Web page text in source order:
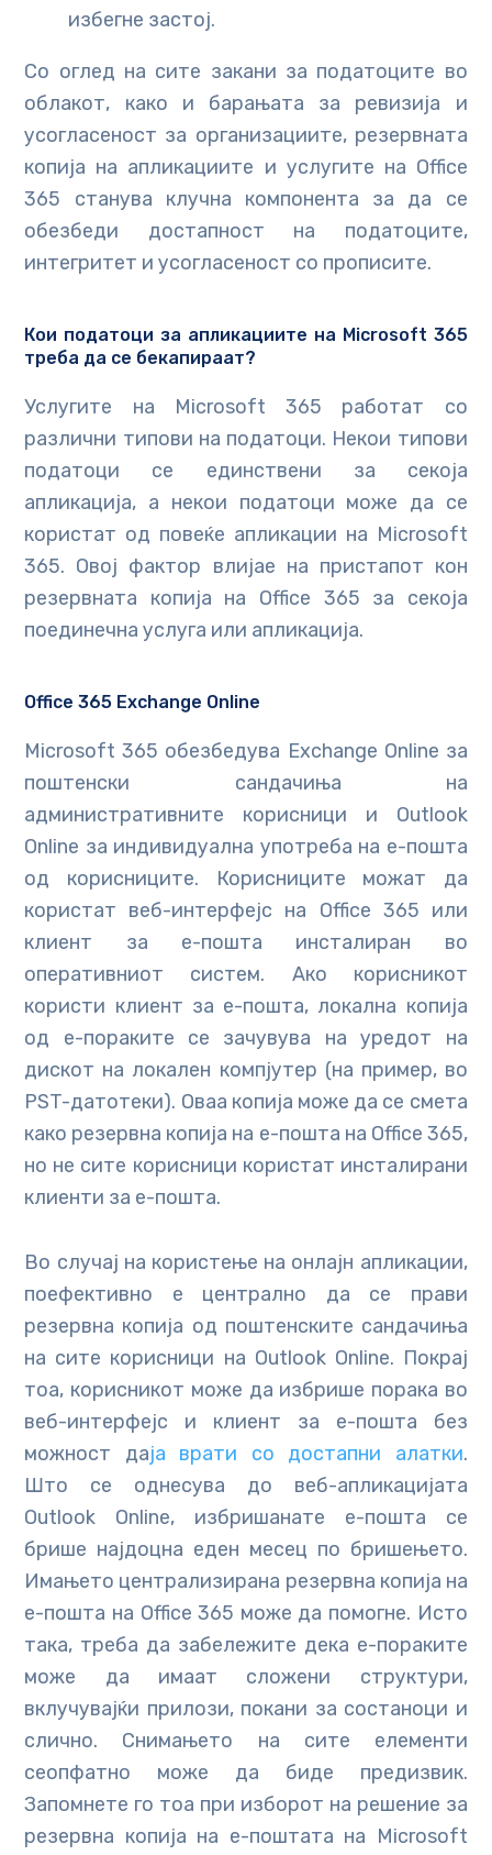
избегне застој.
Со оглед на сите закани за податоците во
облакот, како и барањата за ревизија и
усогласеност за организациите, резервната
копија на апликациите и услугите на Office
365 станува клучна компонента за да се
обезбеди достапност на податоците,
интегритет и усогласеност со прописите.
Кои податоци за апликациите на Microsoft 365
треба да се бекапираат?
Услугите на Microsoft 365 работат со
различни типови на податоци. Некои типови
податоци се единствени за секоја
апликација, а некои податоци може да се
користат од повеќе апликации на Microsoft
365. Овој фактор влијае на пристапот кон
резервната копија на Office 365 за секоја
поединечна услуга или апликација.
Office 365 Exchange Online
Microsoft 365 обезбедува Exchange Online за
поштенски сандачиња на
административните корисници и Outlook
Online за индивидуална употреба на е-пошта
од корисниците. Корисниците можат да
користат веб-интерфејс на Office 365 или
клиент за е-пошта инсталиран во
оперативниот систем. Ако корисникот
користи клиент за е-пошта, локална копија
од е-пораките се зачувува на уредот на
дискот на локален компјутер (на пример, во
PST-датотеки). Оваа копија може да се смета
како резервна копија на е-пошта на Office 365,
но не сите корисници користат инсталирани
клиенти за е-пошта.
Во случај на користење на онлајн апликации,
поефективно е централно да се прави
резервна копија од поштенските сандачиња
на сите корисници на Outlook Online. Покрај
тоа, корисникот може да избрише порака во
веб-интерфејс и клиент за е-пошта без
можност даја врати со достапни алатки.
Што се однесува до веб-апликацијата
Outlook Online, избришанате е-пошта се
брише најдоцна еден месец по бришењето.
Имањето централизирана резервна копија на
е-пошта на Office 365 може да помогне. Исто
така, треба да забележите дека е-пораките
може да имаат сложени структури,
вклучувајќи прилози, покани за состаноци и
слично. Снимањето на сите елементи
сеопфатно може да биде предизвик.
Запомнете го тоа при изборот на решение за
резервна копија на е-поштата на Microsoft